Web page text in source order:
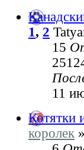
1, 2
15
11
Котятки
королек